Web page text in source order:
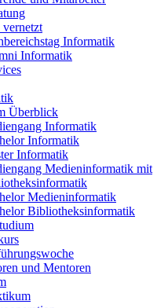
Informatik
Informatik
Überblick
Informatik
Informatik
Informatik
Medieninformatik mit
Medieninformatik
Bibliotheksinformatik
und Mentoren